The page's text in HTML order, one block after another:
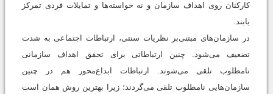
کارکنان روی اهداف سازمان و نه خواسته‌ها و تمایلات فردی تمرکز
یابند.
در سازمان‌های مبتنی‌بر نظریات سنتی، ارتباطات اجتماعی به شدت
تضعیف می‌شود. چنین ارتباطاتی برای تحقق اهداف سازمانی
نامطلوب تلقی می‌شوند. ارتباطات ابداع‌محور هم در چنین
سازمان‌هایی نامطلوب تلقی می‌گردند؛ زیرا بهترین روش همان است